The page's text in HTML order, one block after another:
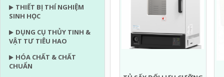
THIẾT BỊ THÍ NGHIỆM
SINH HỌC
DỤNG CỤ THỦY TINH &
VẬT TƯ TIÊU HAO
HÓA CHẤT & CHẤT
CHUẨN